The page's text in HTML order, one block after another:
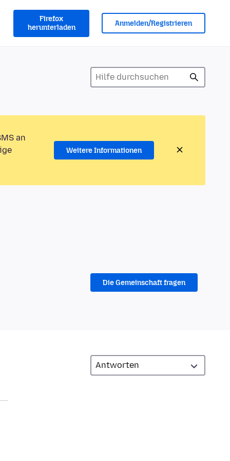
Firefox
herunterladen
Anmelden/Registrieren
an
Weitere Informationen
Die Gemeinschaft fragen